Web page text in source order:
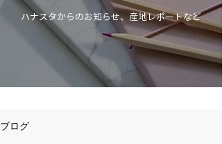
ハナスタからのお知らせ、産地レポートなど
ブログ